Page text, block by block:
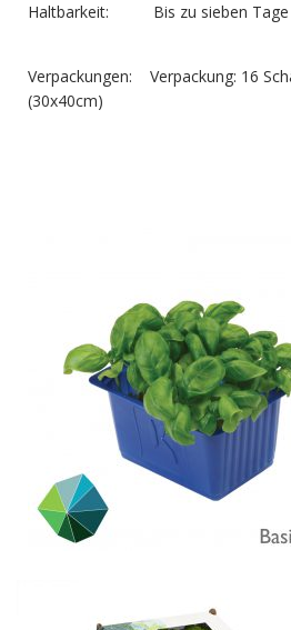
Haltbarkeit: Bis zu sieben Tage
Verpackungen: Verpackung: 16
(30x40cm)